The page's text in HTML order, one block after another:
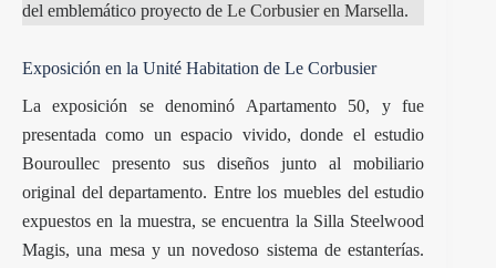
del emblemático proyecto de Le Corbusier en Marsella.
Exposición en la Unité Habitation de Le Corbusier
La exposición se denominó Apartamento 50, y fue
presentada como un espacio vivido, donde el estudio
Bouroullec presento sus diseños junto al mobiliario
original del departamento. Entre los muebles del estudio
expuestos en la muestra, se encuentra la Silla Steelwood
Magis, una mesa y un novedoso sistema de estanterías.